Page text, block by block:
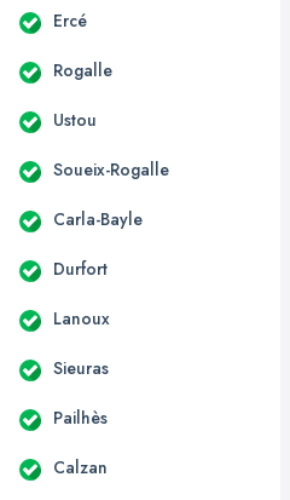
Ercé
Rogalle
Ustou
Soueix-Rogalle
Carla-Bayle
Durfort
Lanoux
Sieuras
Pailhès
Calzan